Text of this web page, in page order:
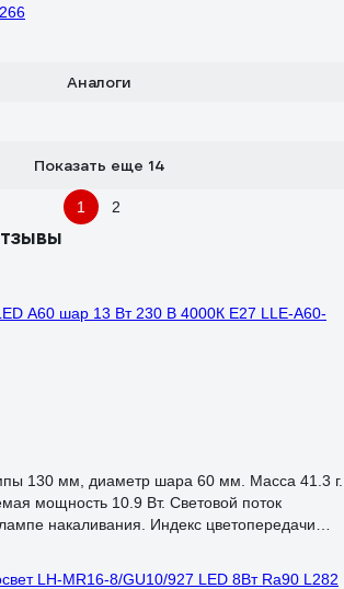
Аналоги
Показать еще 14
1 2
A60 шар 13 Вт 230 В 4000К E27 LLE-A60-
130 мм, диаметр шара 60 мм. Масса 41.3 г.
мощность 10.9 Вт. Световой поток
Индекс цветопередачи
3849 K. Диаграмма цветового
завалов в посторонние оттенки.
LH-MR16-8/GU10/927 LED 8Вт Ra90 L282